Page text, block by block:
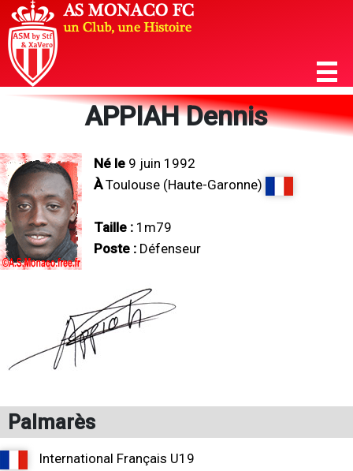
APPIAH Dennis
Né le 9 juin 1992
ÀToulouse (Haute-Garonne)
Taille : 1m79
Poste : Défenseur
Palmarès
International Français U19